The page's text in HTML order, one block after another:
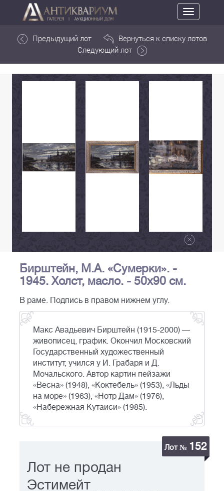
Toggle
navigation
Предыдущий лот
Вернуться к списку лотов
Следующий лот
Бирштейн, М.А. «Сумерки». -
1945. Холст, масло. - 50х90 см.
В раме. Подпись в правом нижнем углу.
Макс Авадьевич Бирштейн (1915-2000) —
живописец, график. Окончил Московский
Государственный художественный
институт, учился у И. Грабаря и Д.
Мочальского. Автор картин пейзажи
«Весна» (1948), «Коктебель» (1953), «Льды
на море» (1963), «Нотр Дам» (1976),
«Набережная Кутаиси» (1985).
Лот № 152
Лот не продан
Эстимейт